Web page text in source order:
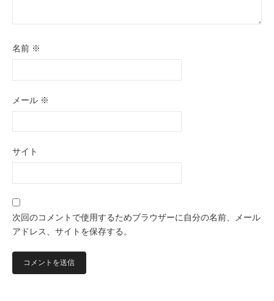
名前 ※
メール ※
サイト
次回のコメントで使用するためブラウザーに自分の名前、メール
アドレス、サイトを保存する。